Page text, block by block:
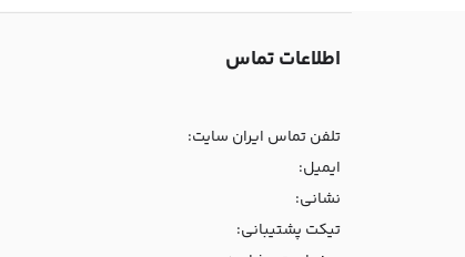
اطلاعات تماس
تلفن تماس ایران سایت:
ایمیل:
نشانی:
تیکت پشتیبانی: